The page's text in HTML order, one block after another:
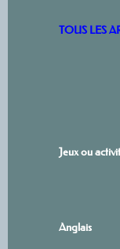
TOUS LES
Jeux ou
Anglais